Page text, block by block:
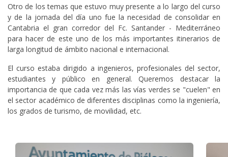
Otro de los temas que estuvo muy presente a lo largo del curso
y de la jornada del día uno fue la necesidad de consolidar en
Cantabria el gran corredor del Fc. Santander - Mediterráneo
para hacer de este uno de los más importantes itinerarios de
larga longitud de ámbito nacional e internacional.
El curso estaba dirigido a ingenieros, profesionales del sector,
estudiantes y público en general. Queremos destacar la
importancia de que cada vez más las vías verdes se "cuelen" en
el sector académico de diferentes disciplinas como la ingeniería,
los grados de turismo, de movilidad, etc.